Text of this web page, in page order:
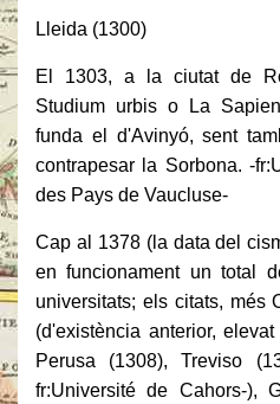
Lleida (1300)
El 1303, a la ciutat de
Studium urbis o La
funda el d'Avinyó, sent
contrapesar la Sorbona. -
des Pays de Vaucluse-
Cap al 1378 (la data del
en funcionament un total
universitats; els citats, més
(d'existència anterior,
Perusa (1308), Treviso
fr:Université de Cahors-),